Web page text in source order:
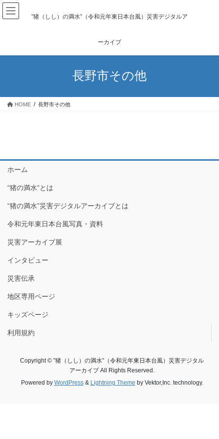
コ
ン
へ
プ
ナ
ビ
ョ
動
”猪（しし）の満水”（令和元年東日本台風）災害デジタルア
ーカイブ
長野市その他
HOME 長野市その他
ホーム
“猪の満水”とは
“猪の満水”災害デジタルアーカイブとは
令和元年東日本台風写真・資料
災害アーカイブ展
インタビュー
災害伝承
地区専用ページ
キッズページ
利用規約
Copyright © ”猪（しし）の満水”（令和元年東日本台風）災害デジタル
アーカイブ All Rights Reserved.
Powered by WordPress& Lightning Theme by Vektor,Inc. technology.